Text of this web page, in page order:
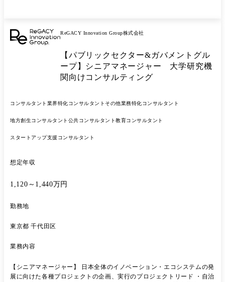
ReGACY Innovation Group株式会社
【パブリックセクター&ガバメントグル
ープ】シニアマネージャー 大学研究機
関向けコンサルティング
コンサルタント 業界特化コンサルタント その他業務特化コンサルタント
地方創生コンサルタント 公共コンサルタント教育コンサルタント
スタートアップ支援コンサルタント
想定年収
1,120～1,440万円
勤務地
東京都 千代田区
業務内容
【シニアマネージャー】 日本全体のイノベーション・エコシステムの発
展に向けた各種プロジェクトの企画、実行のプロジェクトリード ・自治